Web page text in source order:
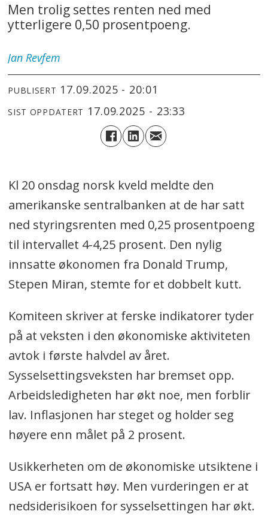
Men trolig settes renten ned med
ytterligere 0,50 prosentpoeng.
Jan Revfem
PUBLISERT 17.09.2025 - 20:01
SIST OPPDATERT 17.09.2025 - 23:33
Kl 20 onsdag norsk kveld meldte den
amerikanske sentralbanken at de har satt
ned styringsrenten med 0,25 prosentpoeng
til intervallet 4-4,25 prosent. Den nylig
innsatte økonomen fra Donald Trump,
Stepen Miran, stemte for et dobbelt kutt.
Komiteen skriver at ferske indikatorer tyder
på at veksten i den økonomiske aktiviteten
avtok i første halvdel av året.
Sysselsettingsveksten har bremset opp.
Arbeidsledigheten har økt noe, men forblir
lav. Inflasjonen har steget og holder seg
høyere enn målet på 2 prosent.
Usikkerheten om de økonomiske utsiktene i
USA er fortsatt høy. Men vurderingen er at
nedside­risikoen for sysselsettingen har økt.